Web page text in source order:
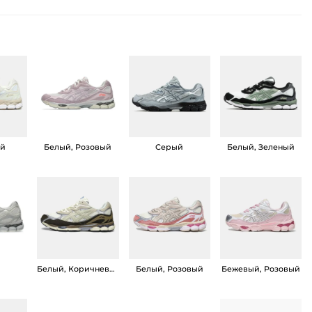
Белый, Розовый Серый Белый, Зеленый
Белый, Коричневый Белый, Розовый Бежевый, Розовый